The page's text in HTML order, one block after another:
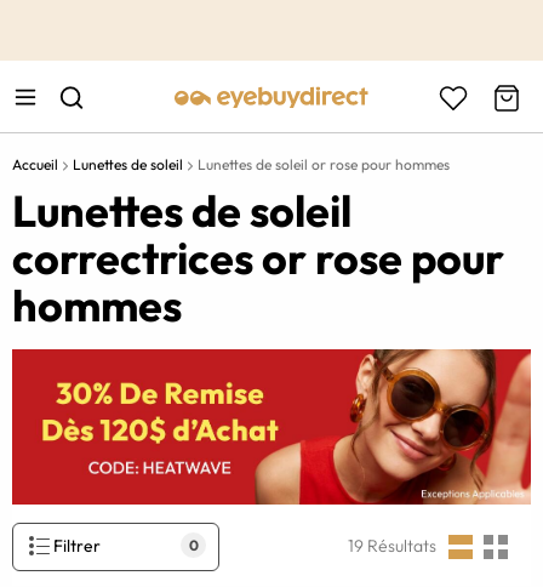
Accueil Lunettes de soleil Lunettes de soleil or rose pour hommes
Lunettes de soleil
correctrices or rose pour
hommes
Filtrer 0 19 Résultats